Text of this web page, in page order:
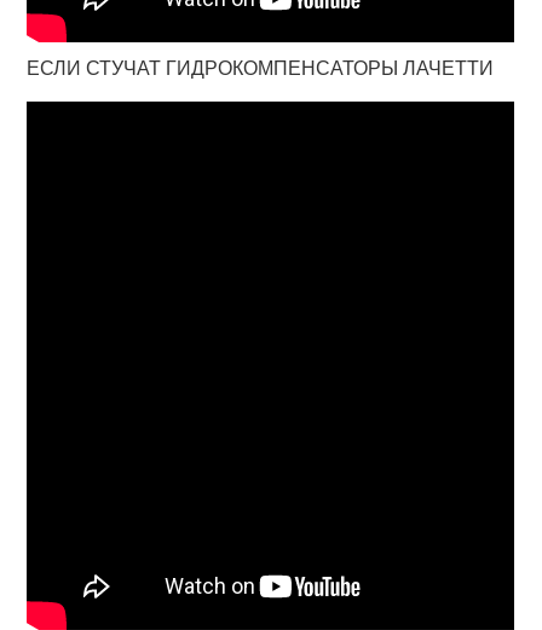
ЕСЛИ СТУЧАТ ГИДРОКОМПЕНСАТОРЫ ЛАЧЕТТИ